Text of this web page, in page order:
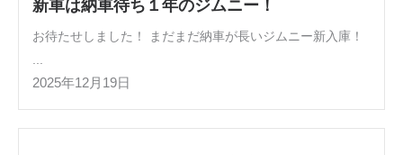
新車は納車待ち１年のジムニー！
お待たせしました！ まだまだ納車が長いジムニー新入庫！
2025年12月19日